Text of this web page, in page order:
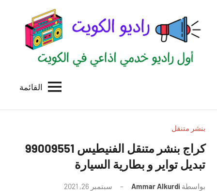
المحتوى
الكويت
للاعلانات
بالكويت
القائمة
بنشر متنقل
تبديل تواير و بطارية السيارة
بواسطة Ammar Alkurdi سبتمبر 26, 2021